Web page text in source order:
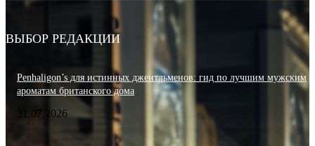
ВЫБОР РЕДАКЦИИ
Penhaligon’s для истинных джентльменов: гид по лучшим мужским
ароматам британского дома
31.07.2026